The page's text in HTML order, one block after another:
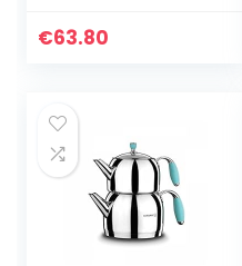
KA5674, KA5700,
€63.80